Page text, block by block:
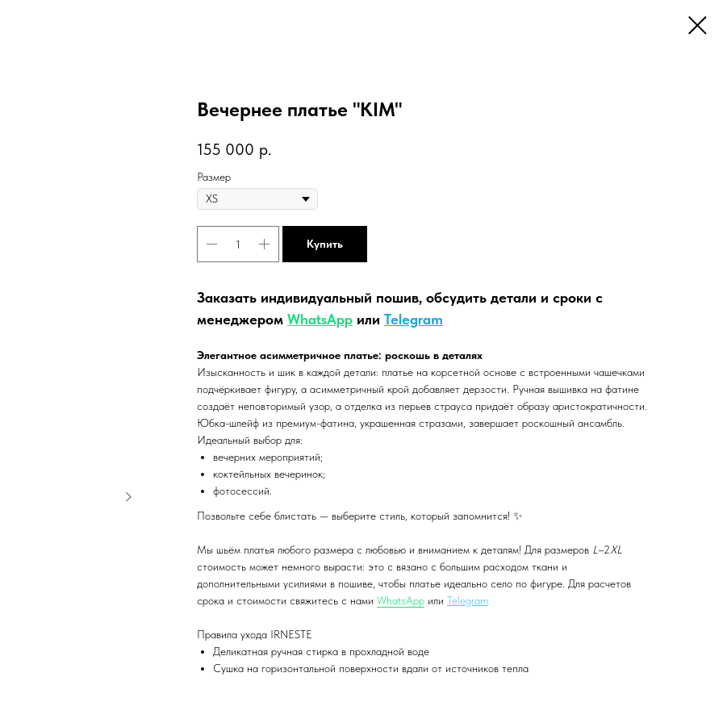
Вечернее платье "KIM"
155 000 р.
Размер
Купить
Заказать индивидуальный пошив, обсудить детали и сроки с
менеджером WhatsApp или Telegram
Элегантное асимметричное платье: роскошь в деталях
Изысканность и шик в каждой детали: платье на корсетной основе с встроенными чашечками
подчёркивает фигуру, а асимметричный крой добавляет дерзости. Ручная вышивка на фатине
создаёт неповторимый узор, а отделка из перьев страуса придаёт образу аристократичности.
Юбка-шлейф из премиум-фатина, украшенная стразами, завершает роскошный ансамбль.
Идеальный выбор для:
вечерних мероприятий;
коктейльных вечеринок;
фотосессий.
Позвольте себе блистать — выберите стиль, который запомнится! ✨
Мы шьём платья любого размера с любовью и вниманием к деталям! Для размеров L–2XL
стоимость может немного вырасти: это с вязано с большим расходом ткани и
дополнительными усилиями в пошиве, чтобы платье идеально село по фигуре. Для расчетов
срока и стоимости свяжитесь с нами WhatsApp или Telegram
Правила ухода IRNESTE
Деликатная ручная стирка в прохладной воде
Сушка на горизонтальной поверхности вдали от источников тепла